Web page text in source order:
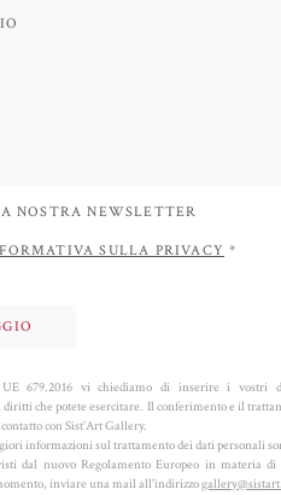
NOSTRA NEWSLETTER
SULLA PRIVACY *
679.2016 vi chiediamo di inserire i vostri
che potete esercitare. Il conferimento e il
con Sist’Art Gallery.
informazioni sul trattamento dei dati personali
dal nuovo Regolamento Europeo in materia di
inviare una mail all'indirizzo